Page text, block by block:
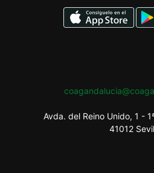
Avda. del Reino Unido, 1 -
41012